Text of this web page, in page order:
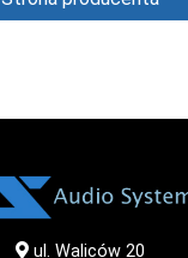
ul. Waliców 20